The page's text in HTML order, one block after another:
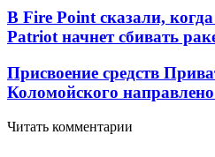
В Fire Point сказали,
Patriot начнет сбивать
Присвоение средств
Коломойского направлено
Читать комментарии